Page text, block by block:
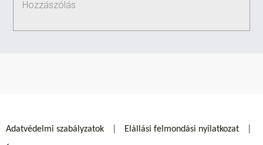
Adatvédelmi szabályzatok Elállási felmondási nyilatkozat